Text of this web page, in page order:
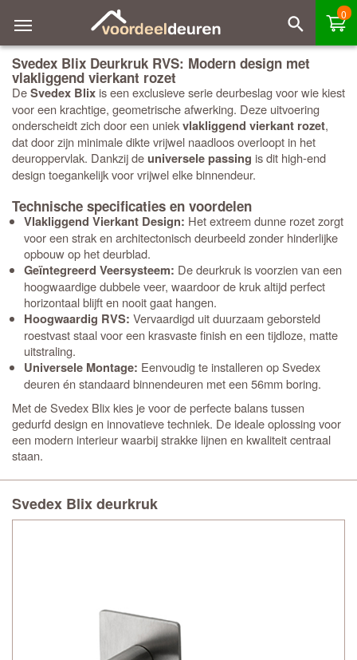
0
Svedex Blix Deurkruk RVS: Modern design met
vlakliggend vierkant rozet
DeSvedex Blix is een exclusieve serie deurbeslag voor wie kiest
voor een krachtige, geometrische afwerking. Deze uitvoering
onderscheidt zich door een uniekvlakliggend vierkant rozet,
dat door zijn minimale dikte vrijwel naadloos overloopt in het
deuroppervlak. Dankzij deuniversele passing is dit high-end
design toegankelijk voor vrijwel elke binnendeur.
Technische specificaties en voordelen
Vlakliggend Vierkant Design: Het extreem dunne rozet zorgt
voor een strak en architectonisch deurbeeld zonder hinderlijke
opbouw op het deurblad.
Geïntegreerd Veersysteem: De deurkruk is voorzien van een
hoogwaardige dubbele veer, waardoor de kruk altijd perfect
horizontaal blijft en nooit gaat hangen.
Hoogwaardig RVS: Vervaardigd uit duurzaam geborsteld
roestvast staal voor een krasvaste finish en een tijdloze, matte
uitstraling.
Universele Montage: Eenvoudig te installeren op Svedex
deuren én standaard binnendeuren met een 56mm boring.
Met de Svedex Blix kies je voor de perfecte balans tussen
gedurfd design en innovatieve techniek. De ideale oplossing voor
een modern interieur waarbij strakke lijnen en kwaliteit centraal
staan.
Svedex Blix deurkruk